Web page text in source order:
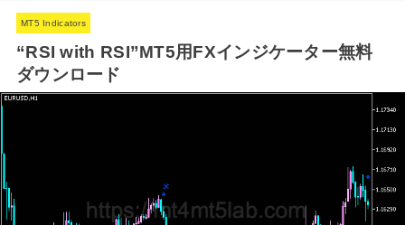
MT5 Indicators
“RSI with RSI”MT5用FXインジケーター無料
ダウンロード